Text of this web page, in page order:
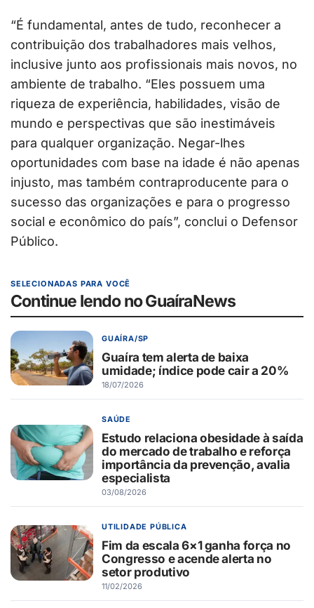
“É fundamental, antes de tudo, reconhecer a
contribuição dos trabalhadores mais velhos,
inclusive junto aos profissionais mais novos, no
ambiente de trabalho. “Eles possuem uma
riqueza de experiência, habilidades, visão de
mundo e perspectivas que são inestimáveis
para qualquer organização. Negar-lhes
oportunidades com base na idade é não apenas
injusto, mas também contraproducente para o
sucesso das organizações e para o progresso
social e econômico do país”, conclui o Defensor
Público.
SELECIONADAS PARA VOCÊ
Continue lendo no GuaíraNews
GUAÍRA/SP
Guaíra tem alerta de baixa
umidade; índice pode cair a 20%
18/07/2026
SAÚDE
Estudo relaciona obesidade à saída
do mercado de trabalho e reforça
importância da prevenção, avalia
especialista
03/08/2026
UTILIDADE PÚBLICA
Fim da escala 6×1 ganha força no
Congresso e acende alerta no
setor produtivo
11/02/2026